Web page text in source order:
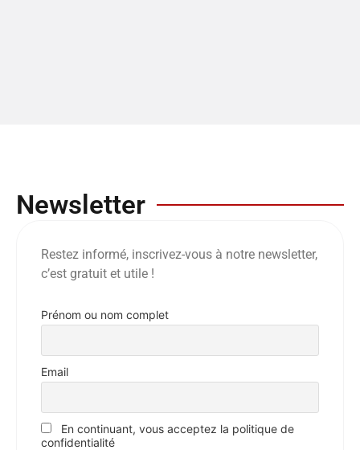
Newsletter
Restez informé, inscrivez-vous à notre newsletter,
c’est gratuit et utile !
Prénom ou nom complet
Email
En continuant, vous acceptez la politique de
confidentialité